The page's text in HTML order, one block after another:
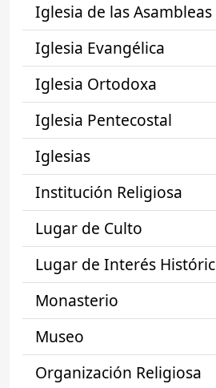
Iglesia de las
Iglesia Evangélica
Iglesia Ortodoxa
Iglesia Pentecostal
Iglesias
Institución Religiosa
Lugar de Culto
Lugar de Interés
Monasterio
Museo
Organización Religiosa